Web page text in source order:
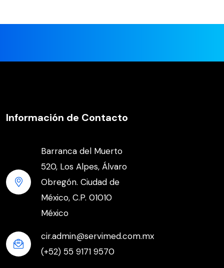
Información de Contacto
Barranca del Muerto
520, Los Alpes, Álvaro
Obregón. Ciudad de
México, C.P. 01010
México
cir.admin@servimed.com.mx
(+52) 55 9171 9570